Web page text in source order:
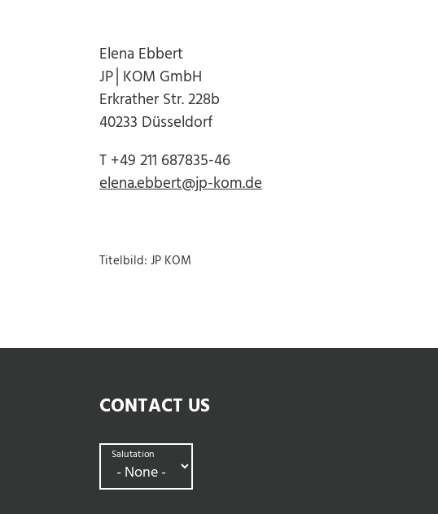
Elena Ebbert
JP│KOM GmbH
Erkrather Str. 228b
40233 Düsseldorf
T +49 211 687835-46
elena.ebbert@jp-kom.de
Titelbild: JP KOM
CONTACT US
Salutation